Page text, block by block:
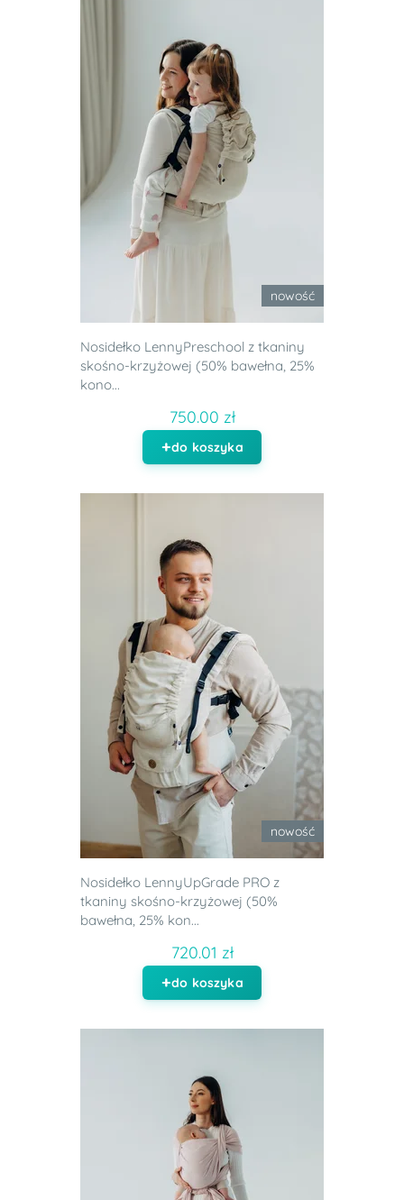
nowość
Nosidełko LennyPreschool z tkaniny
skośno-krzyżowej (50% bawełna, 25%
kono...
750.00 zł
do koszyka
nowość
Nosidełko LennyUpGrade PRO z
tkaniny skośno-krzyżowej (50%
bawełna, 25% kon...
720.01 zł
do koszyka